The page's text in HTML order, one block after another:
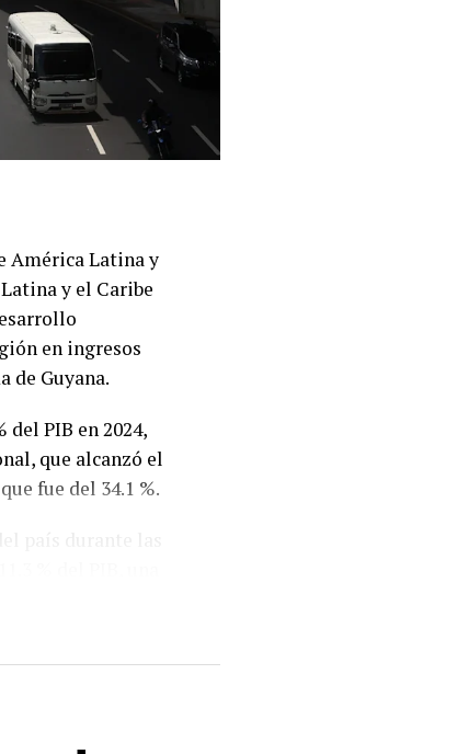
América Latina y
y el Caribe
en ingresos
de Guyana.
PIB en 2024,
que alcanzó el
fue del 34.1 %.
Latina y el
por el